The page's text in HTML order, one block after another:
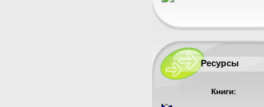
Ресурсы
Книги: